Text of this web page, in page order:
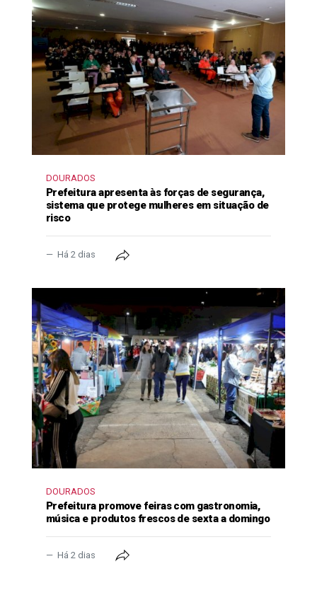
DOURADOS
Prefeitura apresenta às forças de segurança,
sistema que protege mulheres em situação de
risco
Há 2 dias
DOURADOS
Prefeitura promove feiras com gastronomia,
música e produtos frescos de sexta a domingo
Há 2 dias